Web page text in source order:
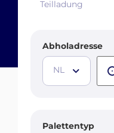
Teilladung
Abholadresse
NL
Palettentyp